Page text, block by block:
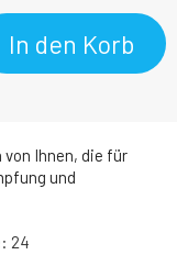
Ihnen, die für
und
In den Korb
24